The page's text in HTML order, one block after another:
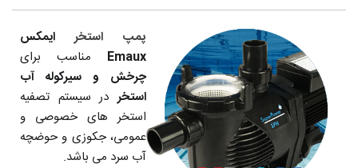
پمپ استخرایمکس
Emaux مناسب برای
چرخش و سیرکوله آب
استخردر سیستم تصفیه
استخر های خصوصی و
عمومی، جکوزی و حوضچه
آب سرد می باشد.